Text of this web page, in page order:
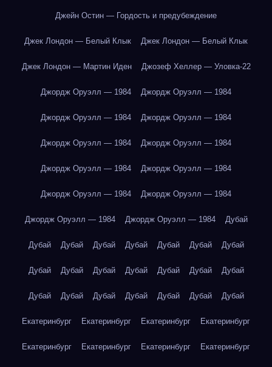
Джейн Остин — Гордость и предубеждение
Джек Лондон — Белый Клык Джек Лондон — Белый Клык
Джек Лондон — Мартин Иден Джозеф Хеллер — Уловка-22
Джордж Оруэлл — 1984 Джордж Оруэлл — 1984
Джордж Оруэлл — 1984 Джордж Оруэлл — 1984
Джордж Оруэлл — 1984 Джордж Оруэлл — 1984
Джордж Оруэлл — 1984 Джордж Оруэлл — 1984
Джордж Оруэлл — 1984 Джордж Оруэлл — 1984
Джордж Оруэлл — 1984 Джордж Оруэлл — 1984 Дубай
Дубай Дубай Дубай Дубай Дубай Дубай Дубай
Дубай Дубай Дубай Дубай Дубай Дубай Дубай
Дубай Дубай Дубай Дубай Дубай Дубай Дубай
Екатеринбург Екатеринбург Екатеринбург Екатеринбург
Екатеринбург Екатеринбург Екатеринбург Екатеринбург